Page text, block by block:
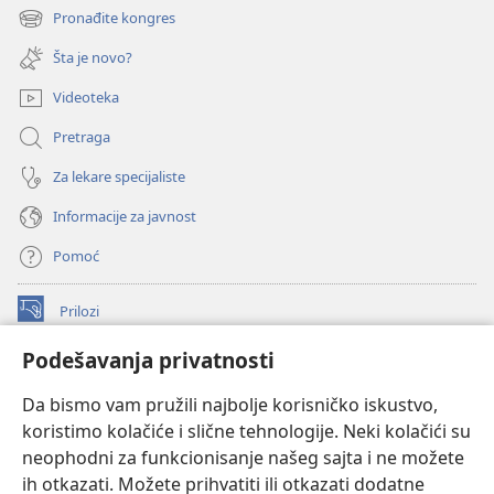
Podešavanja privatnosti
Da bismo vam pružili najbolje korisničko iskustvo,
koristimo kolačiće i slične tehnologije. Neki kolačići su
neophodni za funkcionisanje našeg sajta i ne možete
ih otkazati. Možete prihvatiti ili otkazati dodatne
novi
prozor)
Pronađite kongres
(otvara
novi
prozor)
Šta je novo?
Videoteka
Pretraga
Za lekare specijaliste
Informacije za javnost
Pomoć
Prilozi
(otvara
prozor)ONLAJN BIBLIOTEKA Watchtower
novi
prozor)JW Hub®
(otvara
novi
prozor)
®